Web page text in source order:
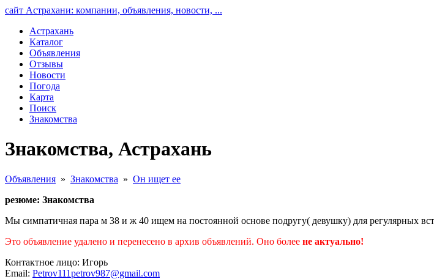
сайт Астрахани: компании, объявления, новости, ...
Астрахань
Каталог
Объявления
Отзывы
Новости
Погода
Карта
Поиск
Знакомства
Знакомства, Астрахань
Объявления » Знакомства » Он ищет ее
резюме: Знакомства
Мы симпатичная пара м 38 и ж 40 ищем на постоянной основе подругу( девушку) для регулярных
Это объявление удалено и перенесено в архив объявлений. Оно более не актуально!
Контактное лицо: Игорь
Email: Petrov111petrov987@gmail.com